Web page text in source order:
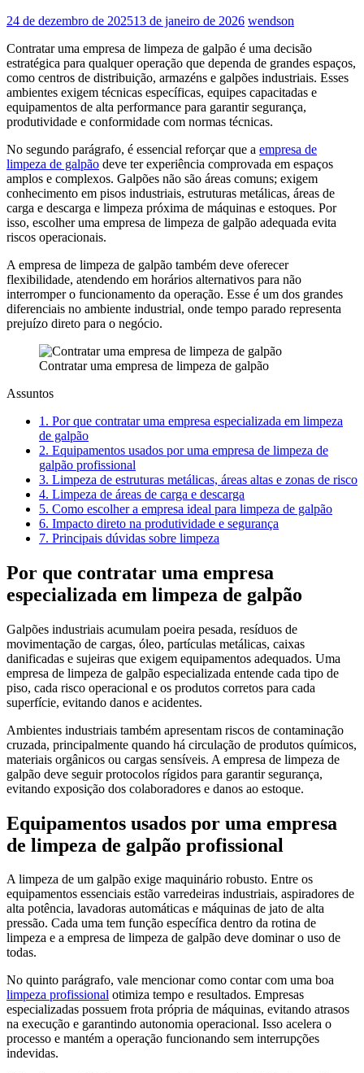
24 de dezembro de 202513 de janeiro de 2026 wendson
Contratar uma empresa de limpeza de galpão é uma decisão
estratégica para qualquer operação que dependa de grandes espaços,
como centros de distribuição, armazéns e galpões industriais. Esses
ambientes exigem técnicas específicas, equipes capacitadas e
equipamentos de alta performance para garantir segurança,
produtividade e conformidade com normas técnicas.
No segundo parágrafo, é essencial reforçar que a empresa de
limpeza de galpão deve ter experiência comprovada em espaços
amplos e complexos. Galpões não são áreas comuns; exigem
conhecimento em pisos industriais, estruturas metálicas, áreas de
carga e descarga e limpeza próxima de máquinas e estoques. Por
isso, escolher uma empresa de limpeza de galpão adequada evita
riscos operacionais.
A empresa de limpeza de galpão também deve oferecer
flexibilidade, atendendo em horários alternativos para não
interromper o funcionamento da operação. Esse é um dos grandes
diferenciais no ambiente industrial, onde tempo parado representa
prejuízo direto para o negócio.
Contratar uma empresa de limpeza de galpão
Assuntos
1. Por que contratar uma empresa especializada em limpeza
de galpão
2. Equipamentos usados por uma empresa de limpeza de
galpão profissional
3. Limpeza de estruturas metálicas, áreas altas e zonas de risco
4. Limpeza de áreas de carga e descarga
5. Como escolher a empresa ideal para limpeza de galpão
6. Impacto direto na produtividade e segurança
7. Principais dúvidas sobre limpeza
Por que contratar uma empresa
especializada em limpeza de galpão
Galpões industriais acumulam poeira pesada, resíduos de
movimentação de cargas, óleo, partículas metálicas, caixas
danificadas e sujeiras que exigem equipamentos adequados. Uma
empresa de limpeza de galpão especializada entende cada tipo de
piso, cada risco operacional e os produtos corretos para cada
superfície, evitando danos e acidentes.
Ambientes industriais também apresentam riscos de contaminação
cruzada, principalmente quando há circulação de produtos químicos,
materiais orgânicos ou cargas sensíveis. A empresa de limpeza de
galpão deve seguir protocolos rígidos para garantir segurança,
evitando exposição dos colaboradores e danos ao estoque.
Equipamentos usados por uma empresa
de limpeza de galpão profissional
A limpeza de um galpão exige maquinário robusto. Entre os
equipamentos essenciais estão varredeiras industriais, aspiradores de
alta potência, lavadoras automáticas e máquinas de jato de alta
pressão. Cada uma tem função específica dentro da rotina de
limpeza e a empresa de limpeza de galpão deve dominar o uso de
todas.
No quinto parágrafo, vale mencionar como contar com uma boa
limpeza profissional otimiza tempo e resultados. Empresas
especializadas possuem frota própria de máquinas, evitando atrasos
na execução e garantindo autonomia operacional. Isso acelera o
processo e mantém a operação funcionando sem interrupções
indevidas.